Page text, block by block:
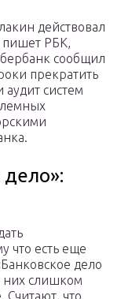
действовал
пишет РБК,
сообщил
прекратить
аудит систем
дело»:
что есть еще
дело
них слишком
Считают, что